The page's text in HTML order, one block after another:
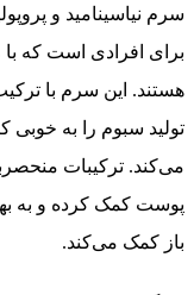
سرم نیاسینامید و
برای افرادی است که با
تولید سبوم را به
می‌کند. ترکیبات
پوست کمک کرده و به
باز کمک می‌کند.